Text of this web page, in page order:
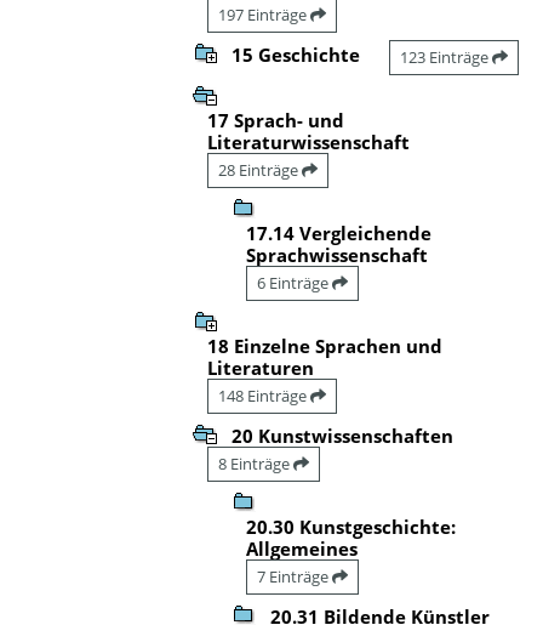
197 Einträge
15 Geschichte 123 Einträge
17 Sprach- und
Literaturwissenschaft
28 Einträge
17.14 Vergleichende
Sprachwissenschaft
6 Einträge
18 Einzelne Sprachen und
Literaturen
148 Einträge
20 Kunstwissenschaften
8 Einträge
20.30 Kunstgeschichte:
Allgemeines
7 Einträge
20.31 Bildende Künstler